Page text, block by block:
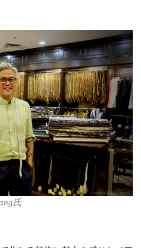
氏